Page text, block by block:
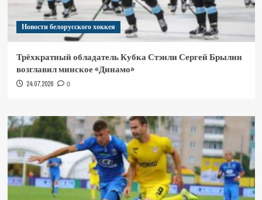
Новости белорусского хоккея
Трёхкратный обладатель Кубка Стэнли Сергей Брылин
возглавил минское «Динамо»
24.07.2026 0